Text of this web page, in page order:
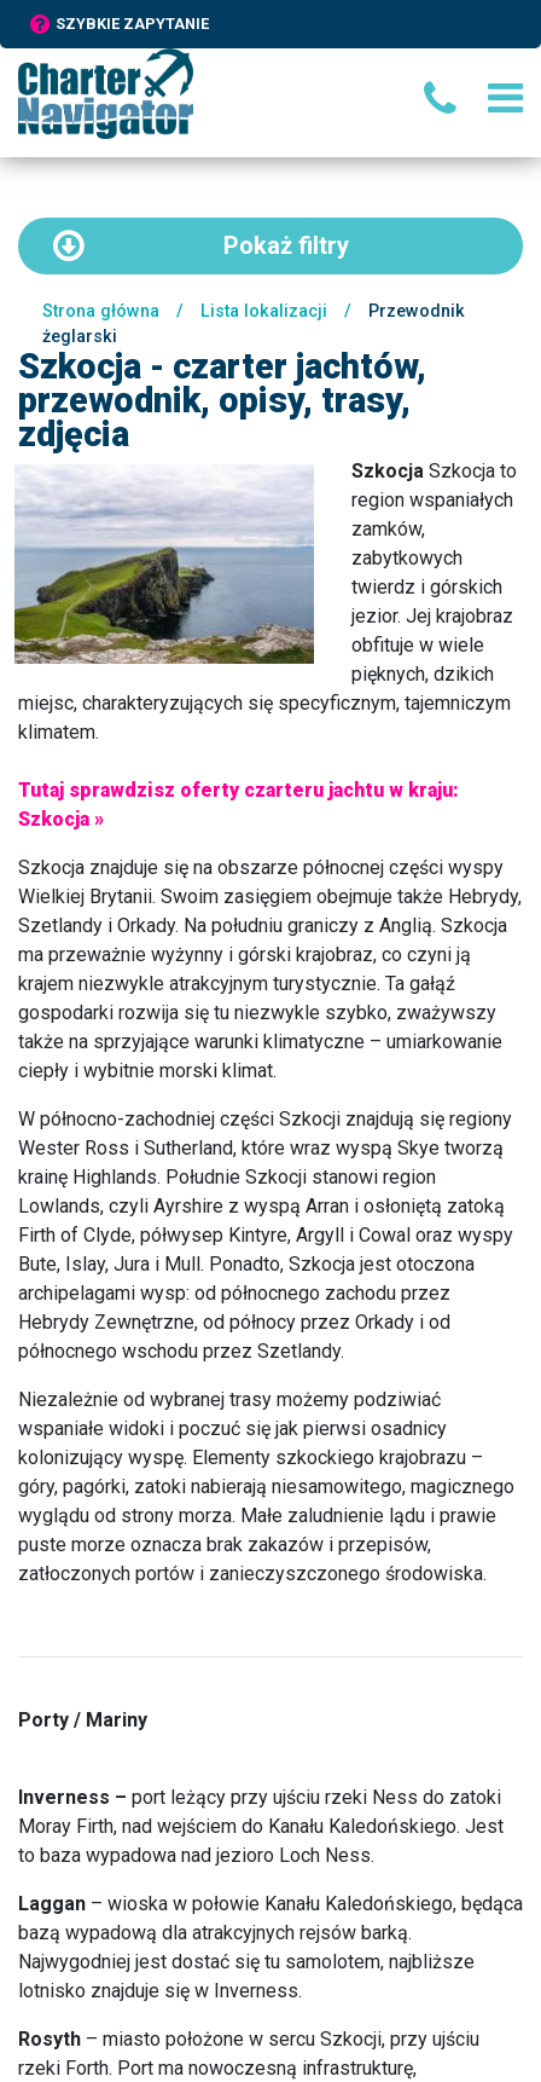
SZYBKIE ZAPYTANIE
Pokaż filtry
Strona główna / Lista lokalizacji /
Przewodnik
żeglarski
Szkocja - czarter jachtów,
przewodnik, opisy, trasy,
zdjęcia
Szkocja Szkocja to
region wspaniałych
zamków,
zabytkowych
twierdz i górskich
jezior. Jej krajobraz
obfituje w wiele
pięknych, dzikich
miejsc, charakteryzujących się specyficznym, tajemniczym
klimatem.
Tutaj sprawdzisz oferty czarteru jachtu w kraju:
Szkocja »
Szkocja znajduje się na obszarze północnej części wyspy
Wielkiej Brytanii. Swoim zasięgiem obejmuje także Hebrydy,
Szetlandy i Orkady. Na południu graniczy z Anglią. Szkocja
ma przeważnie wyżynny i górski krajobraz, co czyni ją
krajem niezwykle atrakcyjnym turystycznie. Ta gałąź
gospodarki rozwija się tu niezwykle szybko, zważywszy
także na sprzyjające warunki klimatyczne – umiarkowanie
ciepły i wybitnie morski klimat.
W północno-zachodniej części Szkocji znajdują się regiony
Wester Ross i Sutherland, które wraz wyspą Skye tworzą
krainę Highlands. Południe Szkocji stanowi region
Lowlands, czyli Ayrshire z wyspą Arran i osłoniętą zatoką
Firth of Clyde, półwysep Kintyre, Argyll i Cowal oraz wyspy
Bute, Islay, Jura i Mull. Ponadto, Szkocja jest otoczona
archipelagami wysp: od północnego zachodu przez
Hebrydy Zewnętrzne, od północy przez Orkady i od
północnego wschodu przez Szetlandy.
Niezależnie od wybranej trasy możemy podziwiać
wspaniałe widoki i poczuć się jak pierwsi osadnicy
kolonizujący wyspę. Elementy szkockiego krajobrazu –
góry, pagórki, zatoki nabierają niesamowitego, magicznego
wyglądu od strony morza. Małe zaludnienie lądu i prawie
puste morze oznacza brak zakazów i przepisów,
zatłoczonych portów i zanieczyszczonego środowiska.
Porty / Mariny
Inverness – port leżący przy ujściu rzeki Ness do zatoki
Moray Firth, nad wejściem do Kanału Kaledońskiego. Jest
to baza wypadowa nad jezioro Loch Ness.
Laggan – wioska w połowie Kanału Kaledońskiego, będąca
bazą wypadową dla atrakcyjnych rejsów barką.
Najwygodniej jest dostać się tu samolotem, najbliższe
lotnisko znajduje się w Inverness.
Rosyth – miasto położone w sercu Szkocji, przy ujściu
rzeki Forth. Port ma nowoczesną infrastrukturę,